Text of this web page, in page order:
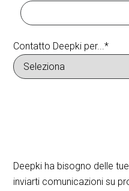
Contatto Deepki per...*
Deepki ha bisogno delle
inviarti comunicazioni su